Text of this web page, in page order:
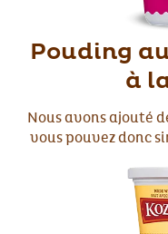
Pouding
à
Nous avons ajouté
vous pouvez donc